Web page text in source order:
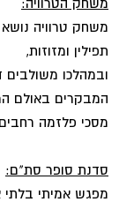
משחק טרוויה
תפילין ומזוזות,
ובמהלכו
המבקרים באולם
מסכי פלזמה
סדנת סופר סת"ם:
מפגש אמיתי